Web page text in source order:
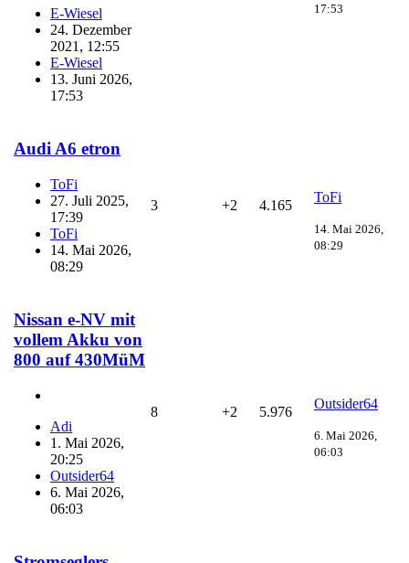
E-Wiesel
24. Dezember
2021, 12:55
E-Wiesel
13. Juni 2026,
17:53
17:53
Audi A6 etron
ToFi
27. Juli 2025,
17:39
ToFi
14. Mai 2026,
08:29
3 +2 4.165
ToFi
14. Mai 2026,
08:29
Nissan e-NV mit
vollem Akku von
800 auf 430MüM
Adi
1. Mai 2026,
20:25
Outsider64
6. Mai 2026,
06:03
8 +2 5.976
Outsider64
6. Mai 2026,
06:03